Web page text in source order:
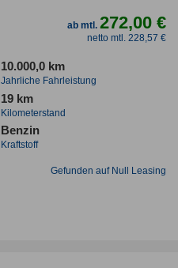
ab mtl.272,00 €
netto mtl. 228,57 €
10.000,0 km
Jahrliche Fahrleistung
19 km
Kilometerstand
Benzin
Kraftstoff
Gefunden auf Null Leasing